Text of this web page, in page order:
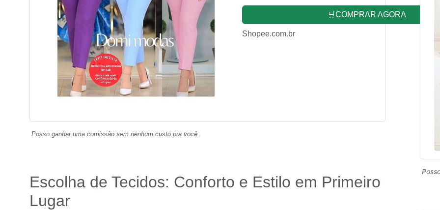
🛒COMPRAR AGORA
Shopee.com.br
Posso ganhar uma comissão sem nenhum custo pra você.
Escolha de Tecidos: Conforto e Estilo em Primeiro
Lugar